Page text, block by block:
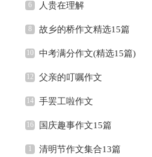
人贵在理解
故乡的桥作文精选15篇
中考满分作文(精选15篇)
父亲的叮嘱作文
手罢工啦作文
国庆趣事作文15篇
清明节作文集合13篇